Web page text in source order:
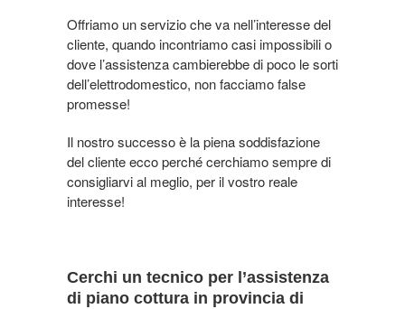
Offriamo un servizio che va nell’interesse del
cliente, quando incontriamo casi impossibili o
dove l’assistenza cambierebbe di poco le sorti
dell’elettrodomestico, non facciamo false
promesse!
Il nostro successo è la piena soddisfazione
del cliente ecco perché cerchiamo sempre di
consigliarvi al meglio, per il vostro reale
interesse!
Cerchi un tecnico per l’assistenza
di piano cottura in provincia di